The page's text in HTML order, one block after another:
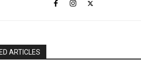
ARTICLES